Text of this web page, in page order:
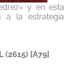
y en esta
a la estrategia
(2615) [A79]